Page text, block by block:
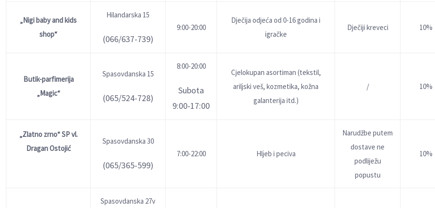
„Nigi baby and kids
shop“
Hilandarska 15
(066/637-739)
9:00-20:00
Dječija odjeća od 0-16 godina i
igračke
Dječiji kreveci 10%
Butik-parfimerija
„Magic“
Spasovdanska 15
(065/524-728)
8:00-20:00
Subota
9:00-17:00
Cjelokupan asortiman (tekstil,
arilјski veš, kozmetika, kožna
galanterija itd.)
/ 10%
„Zlatno zrno“ SP vl.
Dragan Ostojić
Spasovdanska 30
(065/365-599)
7:00-22:00 Hlјeb i peciva
Narudžbe putem
dostave ne
podliježu
popustu
10%
Spasovdanska 27v